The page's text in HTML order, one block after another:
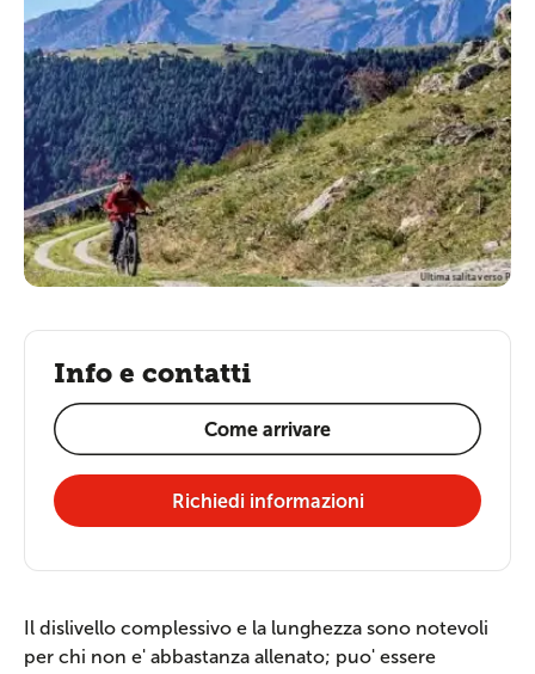
Il dislivello complessivo e la lunghezza sono notevoli
per chi non e' abbastanza allenato; puo' essere
Info e contatti
Come arrivare
Richiedi informazioni